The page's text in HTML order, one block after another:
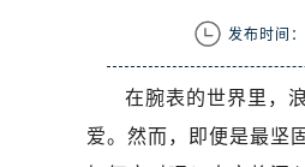
发布时间
在腕表的世界里，
爱。然而，即便是最坚